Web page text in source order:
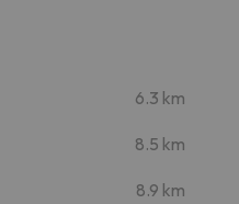
6.3 km
8.5 km
8.9 km